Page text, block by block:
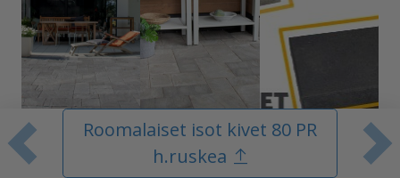
Edellinen tuote
Roomalaiset isot kivet 80 PR
h.ruskeaKatso lisää ideakuvia